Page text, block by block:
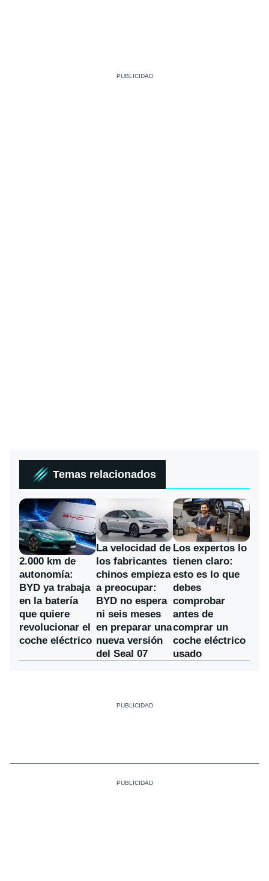
Temas relacionados
2.000 km de
autonomía:
BYD ya trabaja
en la batería
que quiere
revolucionar el
coche eléctrico
La velocidad de
los fabricantes
chinos empieza
a preocupar:
BYD no espera
ni seis meses
en preparar una
nueva versión
del Seal 07
Los expertos lo
tienen claro:
esto es lo que
debes
comprobar
antes de
comprar un
coche eléctrico
usado